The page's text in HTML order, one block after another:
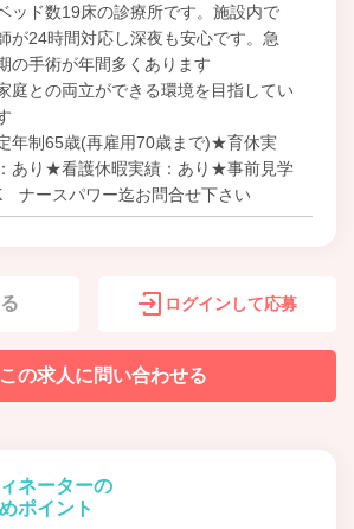
ッド数19床の診療所です。施設内で
が24時間対応し深夜も安心です。急
の手術が年間多くあります
庭との両立ができる環境を目指してい
年制65歳(再雇用70歳まで)★育休実
あり★看護休暇実績：あり★事前見学
ナースパワー迄お問合せ下さい
ログインして応募
この求人に問い合わせる
ネーターの
ポイント